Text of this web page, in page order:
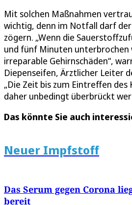
Mit solchen Maßnahmen
wichtig, denn im Notfall darf
zögern. „Wenn die
und fünf Minuten unterbrochen
irreparable Gehirnschäden“,
Diepenseifen, Ärztlicher Leiter
„Die Zeit bis zum Eintreffen des
daher unbedingt überbrückt
Das könnte Sie auch
Neuer Impfstoff
Das Serum gegen Corona
bereit